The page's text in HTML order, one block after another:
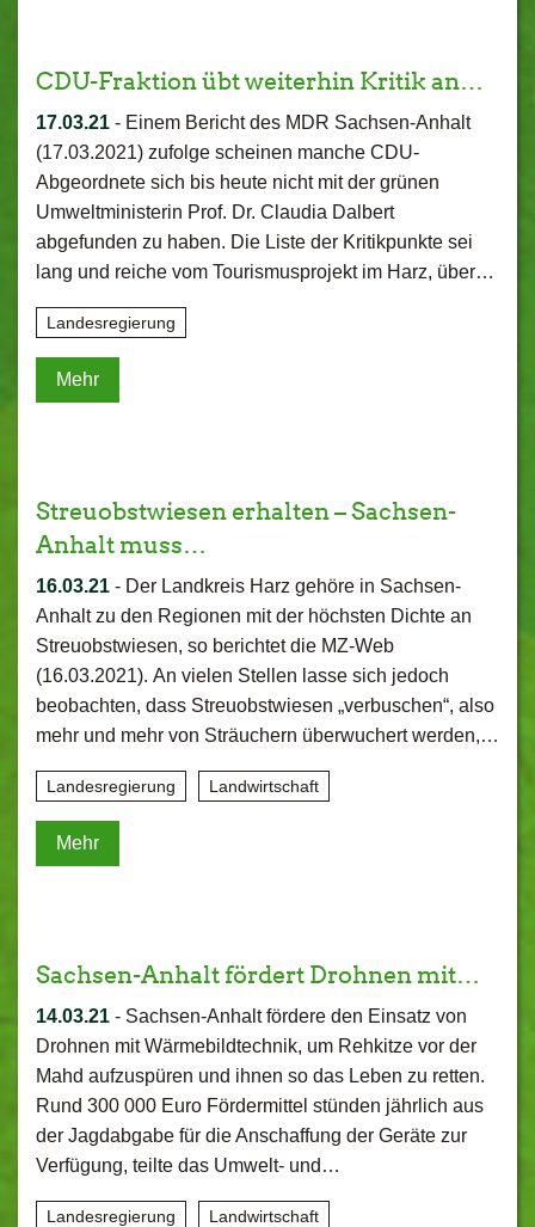
CDU-Fraktion übt weiterhin Kritik an…
17.03.21 - Einem Bericht des MDR Sachsen-Anhalt
(17.03.2021) zufolge scheinen manche CDU-
Abgeordnete sich bis heute nicht mit der grünen
Umweltministerin Prof. Dr. Claudia Dalbert
abgefunden zu haben. Die Liste der Kritikpunkte sei
lang und reiche vom Tourismusprojekt im Harz, über…
Landesregierung
Mehr
Streuobstwiesen erhalten – Sachsen-
Anhalt muss…
16.03.21 - Der Landkreis Harz gehöre in Sachsen-
Anhalt zu den Regionen mit der höchsten Dichte an
Streuobstwiesen, so berichtet die MZ-Web
(16.03.2021). An vielen Stellen lasse sich jedoch
beobachten, dass Streuobstwiesen „verbuschen“, also
mehr und mehr von Sträuchern überwuchert werden,…
Landesregierung Landwirtschaft
Mehr
Sachsen-Anhalt fördert Drohnen mit…
14.03.21 - Sachsen-Anhalt fördere den Einsatz von
Drohnen mit Wärmebildtechnik, um Rehkitze vor der
Mahd aufzuspüren und ihnen so das Leben zu retten.
Rund 300 000 Euro Fördermittel stünden jährlich aus
der Jagdabgabe für die Anschaffung der Geräte zur
Verfügung, teilte das Umwelt- und…
Landesregierung Landwirtschaft